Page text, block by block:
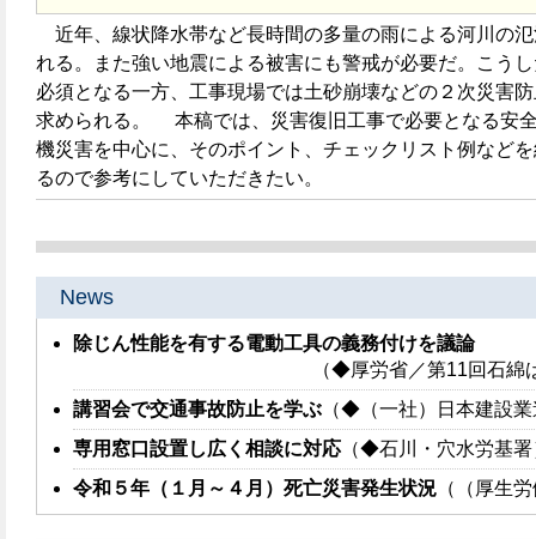
近年、線状降水帯など長時間の多量の雨による河川の
れる。また強い地震による被害にも警戒が必要だ。こう
必須となる一方、工事現場では土砂崩壊などの２次災害
求められる。 本稿では、災害復旧工事で必要となる安
機災害を中心に、そのポイント、チェックリスト例など
るので参考にしていただきたい。
News
除じん性能を有する電動工具の義務付けを議論
（◆厚労省／第11回石綿
講習会で交通事故防止を学ぶ （◆（一社）日本建設
専用窓口設置し広く相談に対応 （◆石川・穴水労基署
令和５年（１月～４月）死亡災害発生状況 （（厚生